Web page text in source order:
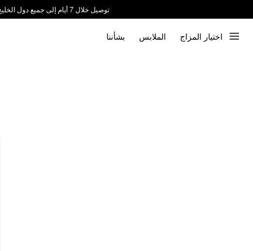
توصيل خلال 7 أيام إلى جميع دول الخليج
اختيار المزاج الملابس بشأننا